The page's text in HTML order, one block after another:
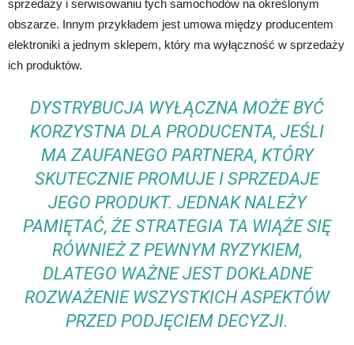
sprzedaży i serwisowaniu tych samochodów na określonym
obszarze. Innym przykładem jest umowa między producentem
elektroniki a jednym sklepem, który ma wyłączność w sprzedaży
ich produktów.
DYSTRYBUCJA WYŁĄCZNA MOŻE BYĆ
KORZYSTNA DLA PRODUCENTA, JEŚLI
MA ZAUFANEGO PARTNERA, KTÓRY
SKUTECZNIE PROMUJE I SPRZEDAJE
JEGO PRODUKT. JEDNAK NALEŻY
PAMIĘTAĆ, ŻE STRATEGIA TA WIĄŻE SIĘ
RÓWNIEŻ Z PEWNYM RYZYKIEM,
DLATEGO WAŻNE JEST DOKŁADNE
ROZWAŻENIE WSZYSTKICH ASPEKTÓW
PRZED PODJĘCIEM DECYZJI.